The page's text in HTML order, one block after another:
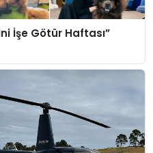
İşe Götür Haftası”